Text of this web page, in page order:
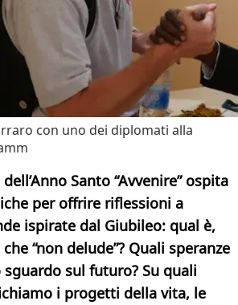
con uno dei diplomati alla
Santo “Avvenire” ospita
per offrire riflessioni a
ispirate dal Giubileo: qual è,
“non delude”? Quali speranze
sul futuro? Su quali
i progetti della vita, le